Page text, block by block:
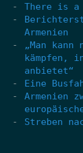
There is a
Armenien
„Man kann
kämpfen,
anbietet“
Eine
Armenien
Streben